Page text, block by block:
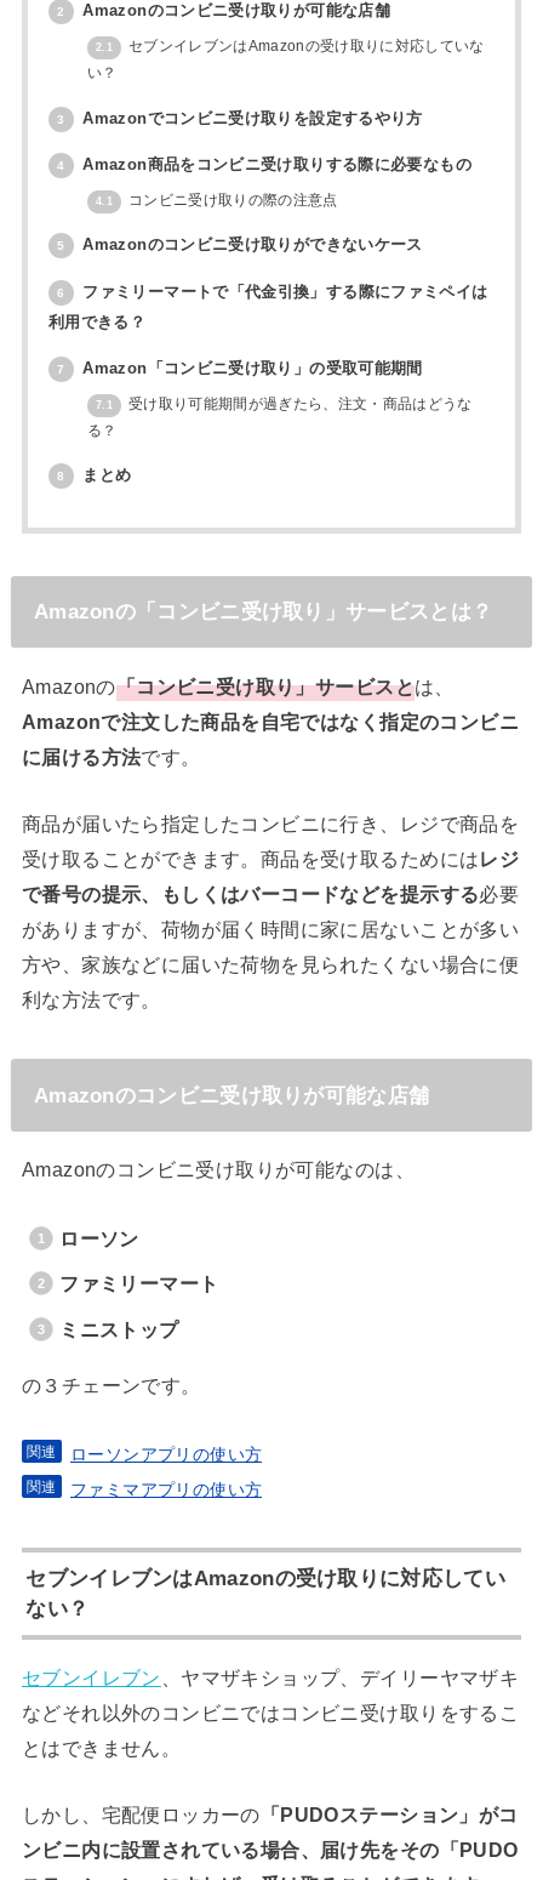
2 Amazonのコンビニ受け取りが可能な店舗
2.1
セブンイレブンはAmazonの受け取りに対応していな
い？
3 Amazonでコンビニ受け取りを設定するやり方
4 Amazon商品をコンビニ受け取りする際に必要なもの
4.1 コンビニ受け取りの際の注意点
5 Amazonのコンビニ受け取りができないケース
6
ファミリーマートで「代金引換」する際にファミペイは
利用できる？
7 Amazon「コンビニ受け取り」の受取可能期間
7.1
受け取り可能期間が過ぎたら、注文・商品はどうな
る？
8 まとめ
Amazonの「コンビニ受け取り」サービスとは？
Amazonの「コンビニ受け取り」サービスとは、
Amazonで注文した商品を自宅ではなく指定のコンビニ
に届ける方法です。
商品が届いたら指定したコンビニに行き、レジで商品を
受け取ることができます。商品を受け取るためにはレジ
で番号の提示、もしくはバーコードなどを提示する必要
がありますが、荷物が届く時間に家に居ないことが多い
方や、家族などに届いた荷物を見られたくない場合に便
利な方法です。
Amazonのコンビニ受け取りが可能な店舗
Amazonのコンビニ受け取りが可能なのは、
ローソン
ファミリーマート
ミニストップ
の３チェーンです。
ローソンアプリの使い方
ファミマアプリの使い方
セブンイレブンはAmazonの受け取りに対応してい
ない？
セブンイレブン 、ヤマザキショップ、デイリーヤマザキ
などそれ以外のコンビニではコンビニ受け取りをするこ
とはできません。
しかし、宅配便ロッカーの 「PUDOステーション」がコ
ンビニ内に設置されている場合、届け先をその「PUDO